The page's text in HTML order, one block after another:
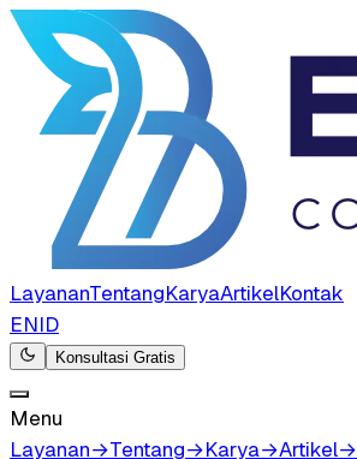
LayananTentangKaryaArtikelKontak
ENID
Konsultasi Gratis
Menu
Layanan→Tentang→Karya→Artikel→